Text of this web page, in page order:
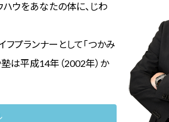
ウをあなたの体に、じわ
フプランナーとして「つかみ
は平成14年（2002年）か